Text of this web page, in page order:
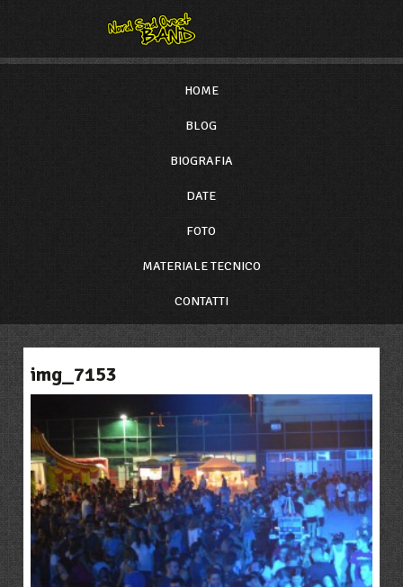
HOME
BLOG
BIOGRAFIA
DATE
FOTO
MATERIALE TECNICO
CONTATTI
img_7153